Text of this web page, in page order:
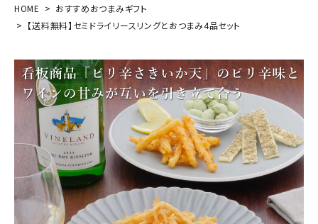
商品カテゴリー
お酒別オススメ
価格別
お問い合わせ
ご利用ガイド
HOME
おすすめおつまみギフト
【送料無料】セミドライリースリングとおつまみ4品セット